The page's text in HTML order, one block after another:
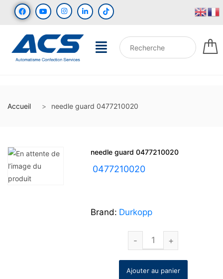
Accueil needle guard 0477210020
needle guard 0477210020
0477210020
Brand: Durkopp
Ajouter au panier